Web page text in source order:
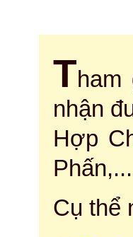
T
nhận
Hợp
Cụ thể